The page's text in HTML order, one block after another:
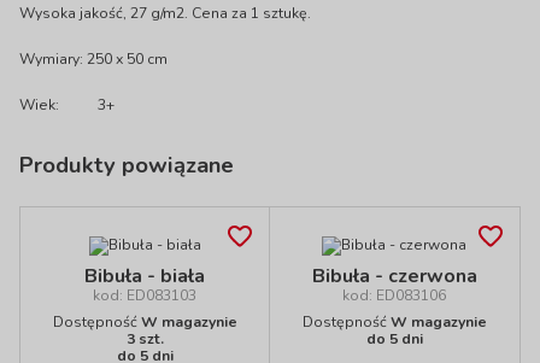
Wysoka jakość, 27 g/m2. Cena za 1 sztukę.
Wymiary: 250 x 50 cm
Wiek: 3+
Produkty powiązane
Bibuła - biała
kod: ED083103
DostępnośćW magazynie
3 szt.
do 5 dni
Bibuła - czerwona
kod: ED083106
DostępnośćW magazynie
do 5 dni